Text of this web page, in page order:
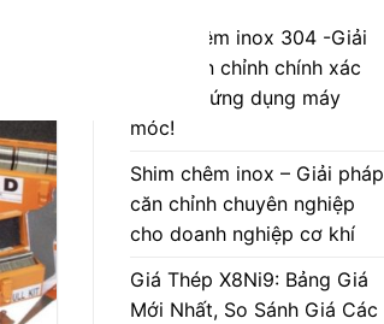
Shim chêm inox 304 -Giải
pháp căn chỉnh chính xác
cho mọi ứng dụng máy
móc!
Shim chêm inox – Giải pháp
căn chỉnh chuyên nghiệp
cho doanh nghiệp cơ khí
Giá Thép X8Ni9: Bảng Giá
Mới Nhất, So Sánh Giá Các